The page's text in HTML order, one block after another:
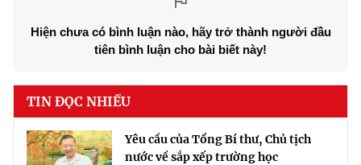
Hiện chưa có bình luận nào, hãy trở thành người đầu
tiên bình luận cho bài biết này!
TIN ĐỌC NHIỀU
Yêu cầu của Tổng Bí thư, Chủ tịch
nước về sắp xếp trường học